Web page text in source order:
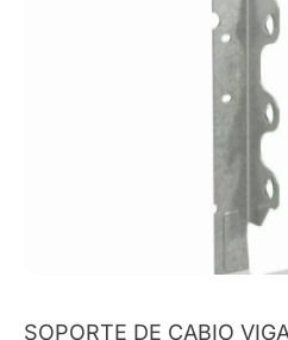
SOPORTE DE CABIO